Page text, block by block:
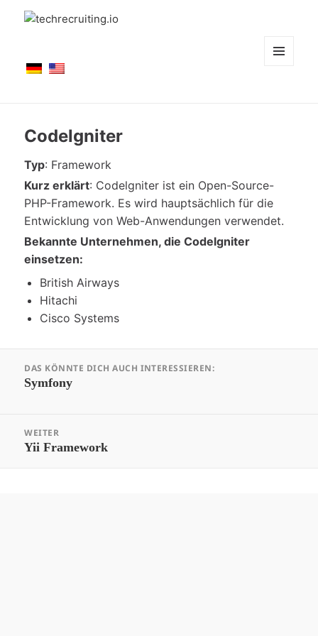
Codelgniter
Typ: Framework
Kurz erklärt: Codelgniter ist ein Open-Source-
PHP-Framework. Es wird hauptsächlich für die
Entwicklung von Web-Anwendungen verwendet.
Bekannte Unternehmen, die Codelgniter
einsetzen:
British Airways
Hitachi
Cisco Systems
Navigation
DAS KÖNNTE DICH AUCH INTERESSIEREN:
Vorheriger
Symfony
WEITER
Nächster
Yii Framework